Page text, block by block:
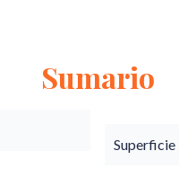
Sumario
Superficie